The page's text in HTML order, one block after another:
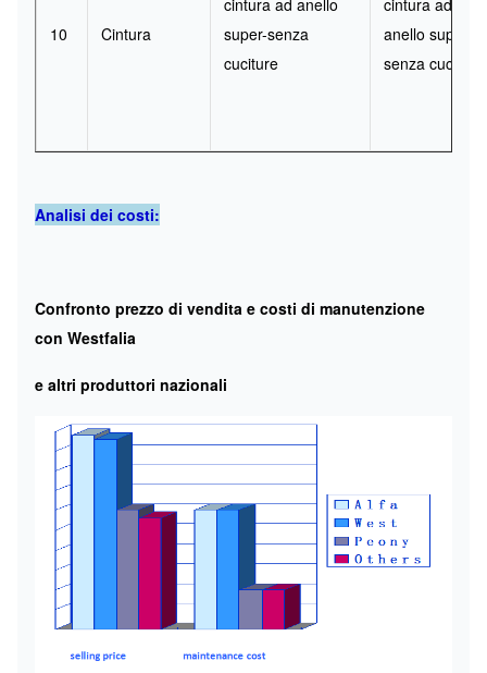
10 Cintura
cintura ad anello
super-senza
cuciture
cintura ad
anello super-
senza cuciture
Analisi dei costi:
Confronto prezzo di vendita e costi di manutenzione
con Westfalia
e altri produttori nazionali